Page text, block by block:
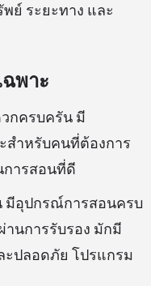
ย์ ระยะทาง และ
พาะ
กครบครัน มี
สำหรับคนที่ต้องการ
การสอนที่ดี
มีอุปกรณ์การสอนครบ
นการรับรอง มักมี
ปลอดภัย โปรแกรม